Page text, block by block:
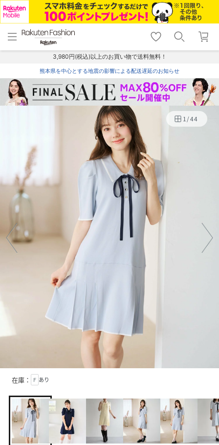
menu home
トップ
shopping_cart lock_outline
ログイン
3,980円(税込)以上のお買い物で送料無料！
熊本県を中心とする地震の影響による配送遅延のお知らせ
1/44
在庫： F あり